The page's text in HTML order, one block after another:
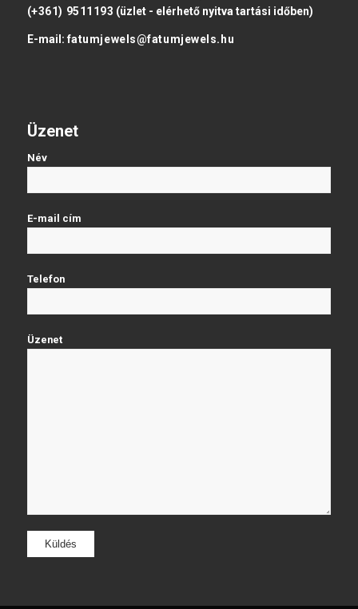
(+361) 9511193 (üzlet - elérhető nyitva tartási időben)
E-mail: fatumjewels@fatumjewels.hu
Üzenet
Név
E-mail cím
Telefon
Üzenet